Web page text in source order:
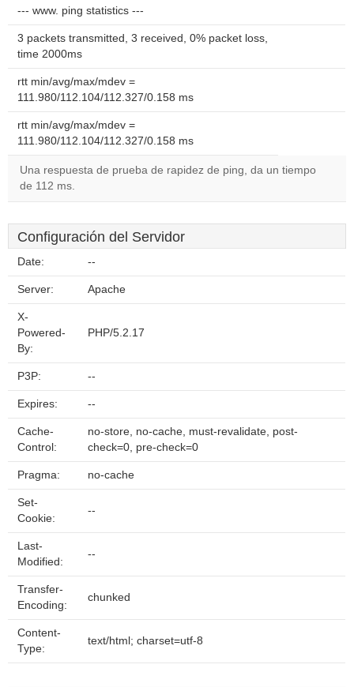
--- www. ping statistics ---
3 packets transmitted, 3 received, 0% packet loss,
time 2000ms
rtt min/avg/max/mdev =
111.980/112.104/112.327/0.158 ms
rtt min/avg/max/mdev =
111.980/112.104/112.327/0.158 ms
Una respuesta de prueba de rapidez de ping, da un tiempo
de 112 ms.
Configuración del Servidor
Date: --
Server: Apache
X-
Powered-
By:
PHP/5.2.17
P3P: --
Expires: --
Cache-
Control:
no-store, no-cache, must-revalidate, post-
check=0, pre-check=0
Pragma: no-cache
Set-
Cookie:
--
Last-
Modified:
--
Transfer-
Encoding:
chunked
Content-
Type:
text/html; charset=utf-8